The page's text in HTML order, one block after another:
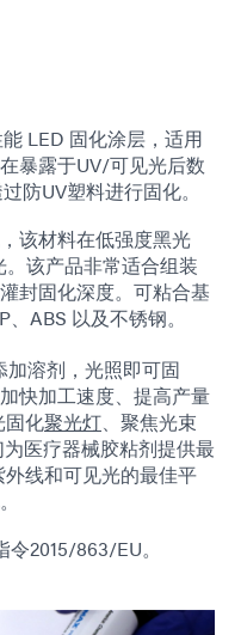
LED 固化涂层，适用
暴露于UV/可见光后数
防UV塑料进行固化。
该材料在低强度黑光
。该产品非常适合组装
封固化深度。可粘合基
ABS 以及不锈钢。
溶剂，光照即可固
快加工速度、提高产量
固化聚光灯、聚焦光束
医疗器械胶粘剂提供最
线和可见光的最佳平
2015/863/EU。